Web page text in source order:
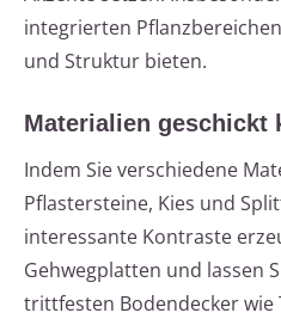
integrierten
und Struktur bieten.
Materialien geschickt
Indem Sie verschiedene
Pflastersteine, Kies und
interessante Kontraste
Gehwegplatten und lassen
trittfesten Bodendecker wie